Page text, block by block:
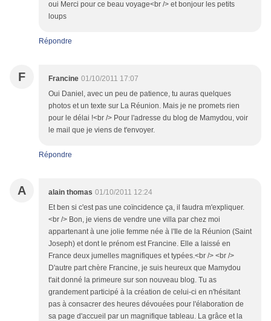
oui Merci pour ce beau voyage<br /> et bonjour les petits
loups
Répondre
F Francine 01/10/2011 17:07
Oui Daniel, avec un peu de patience, tu auras quelques
photos et un texte sur La Réunion. Mais je ne promets rien
pour le délai !<br /> Pour l'adresse du blog de Mamydou, voir
le mail que je viens de t'envoyer.
Répondre
A alain thomas 01/10/2011 12:24
Et ben si c'est pas une coïncidence ça, il faudra m'expliquer.
<br /> Bon, je viens de vendre une villa par chez moi
appartenant à une jolie femme née à l'Ile de la Réunion (Saint
Joseph) et dont le prénom est Francine. Elle a laissé en
France deux jumelles magnifiques et typées.<br /> <br />
D'autre part chère Francine, je suis heureux que Mamydou
t'ait donné la primeure sur son nouveau blog. Tu as
grandement participé à la création de celui-ci en n'hésitant
pas à consacrer des heures dévouées pour l'élaboration de
sa page d'accueil par un magnifique tableau. La grâce et la